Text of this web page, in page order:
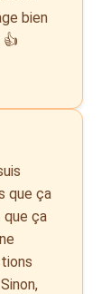
bien
👍
que ça
que ça